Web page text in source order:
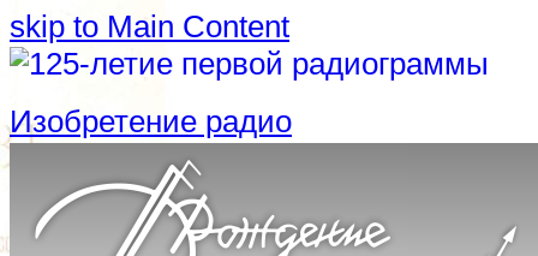
skip to Main Content
Изобретение радио